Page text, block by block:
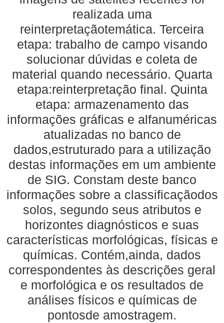
realizada uma
reinterpretaçãotemática. Terceira
etapa: trabalho de campo visando
solucionar dúvidas e coleta de
material quando necessário. Quarta
etapa:reinterpretação final. Quinta
etapa: armazenamento das
informações gráficas e alfanuméricas
atualizadas no banco de
dados,estruturado para a utilização
destas informações em um ambiente
de SIG. Constam deste banco
informações sobre a classificaçãodos
solos, segundo seus atributos e
horizontes diagnósticos e suas
características morfológicas, físicas e
químicas. Contém,ainda, dados
correspondentes às descrições geral
e morfológica e os resultados de
análises físicos e químicas de
pontosde amostragem.